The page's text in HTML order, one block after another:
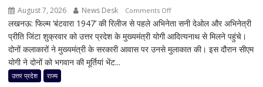
August 7, 2026 News Desk Comments Offon
सनी
देओल-
प्रीति
लखनऊ: फिल्म ‘बंटवारा 1947’ की रिलीज से पहले अभिनेता सनी देओल और अभिनेत्री
प्रीति जिंटा शुक्रवार को उत्तर प्रदेश के मुख्यमंत्री योगी आदित्यनाथ से मिलने पहुंचे।
दोनों कलाकारों ने मुख्यमंत्री के सरकारी आवास पर उनसे मुलाकात की। इस दौरान सीएम
योगी ने दोनों को भगवान की मूर्तियां भेंट...
उत्तर प्रदेश राज्य